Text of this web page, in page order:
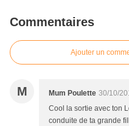
Commentaires
Ajouter un
M Mum Poulette 30/10/
Cool la sortie avec ton
conduite de ta grande